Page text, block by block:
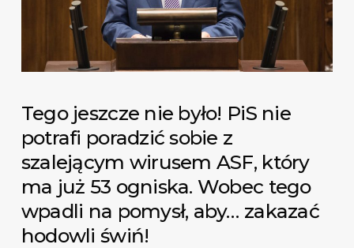
Tego jeszcze nie było! PiS nie
potrafi poradzić sobie z
szalejącym wirusem ASF, który
ma już 53 ogniska. Wobec tego
wpadli na pomysł, aby… zakazać
hodowli świń!